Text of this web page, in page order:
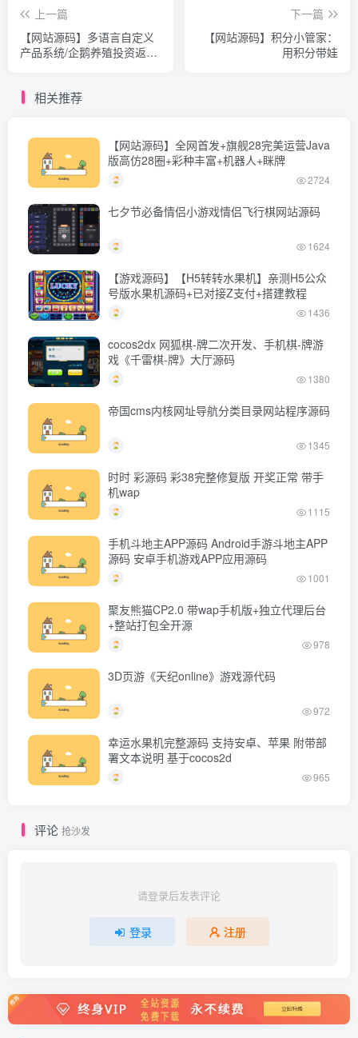
上一篇
【网站源码】多语言自定义
产品系统/企鹅养殖投资返利/
下一篇
【网站源码】积分小管家：
用积分带娃
相关推荐
【网站源码】全网首发+旗舰28完美运营Java
版高仿28圈+彩种丰富+机器人+眯牌
2724
七夕节必备情侣小游戏情侣飞行棋网站源码
1624
【游戏源码】【H5转转水果机】亲测H5公众
号版水果机源码+已对接Z支付+搭建教程
1436
cocos2dx 网狐棋-牌二次开发、手机棋-牌游
戏《千雷棋-牌》大厅源码
1380
帝国cms内核网址导航分类目录网站程序源码
1345
时时 彩源码 彩38完整修复版 开奖正常 带手
机wap
1115
手机斗地主APP源码 Android手游斗地主APP
源码 安卓手机游戏APP应用源码
1001
聚友熊猫CP2.0 带wap手机版+独立代理后台
+整站打包全开源
978
3D页游《天纪online》游戏源代码
972
幸运水果机完整源码 支持安卓、苹果 附带部
署文本说明 基于cocos2d
965
评论 抢沙发
请登录后发表评论
登录 注册